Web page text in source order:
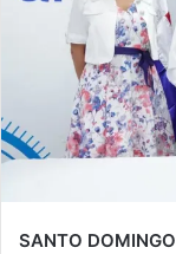
SANTO DOMINGO